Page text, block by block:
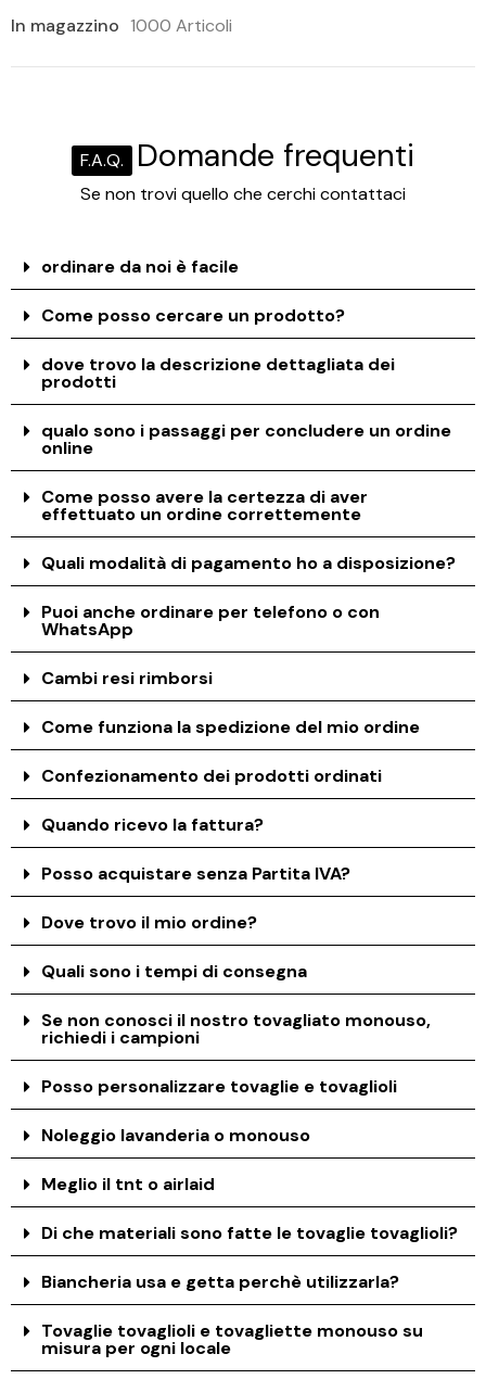
In magazzino 1000 Articoli
F.A.Q. Domande frequenti
Se non trovi quello che cerchi contattaci
ordinare da noi è facile
Come posso cercare un prodotto?
dove trovo la descrizione dettagliata dei
prodotti
qualo sono i passaggi per concludere un ordine
online
Come posso avere la certezza di aver
effettuato un ordine correttemente
Quali modalità di pagamento ho a disposizione?
Puoi anche ordinare per telefono o con
WhatsApp
Cambi resi rimborsi
Come funziona la spedizione del mio ordine
Confezionamento dei prodotti ordinati
Quando ricevo la fattura?
Posso acquistare senza Partita IVA?
Dove trovo il mio ordine?
Quali sono i tempi di consegna
Se non conosci il nostro tovagliato monouso,
richiedi i campioni
Posso personalizzare tovaglie e tovaglioli
Noleggio lavanderia o monouso
Meglio il tnt o airlaid
Di che materiali sono fatte le tovaglie tovaglioli?
Biancheria usa e getta perchè utilizzarla?
Tovaglie tovaglioli e tovagliette monouso su
misura per ogni locale